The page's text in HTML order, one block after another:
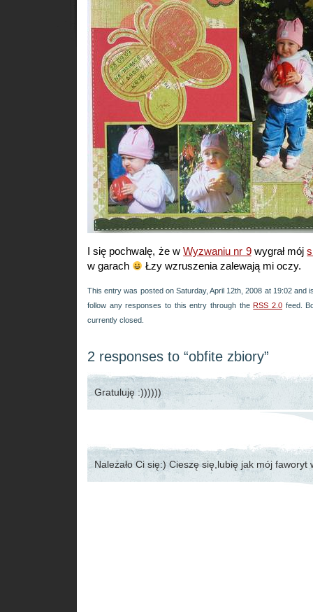
I się pochwalę, że wWyzwaniu nr 9wygrał mój
w garach
Łzy wzruszenia zalewają mi oczy.
This entry was posted on Saturday, April 12th, 2008 at 19:02 and
follow any responses to this entry through the RSS 2.0 feed.
currently closed.
2 responses to “obfite zbiory”
Gratuluję :))))))
Należało Ci się:) Cieszę się,lubię jak mój faworyt